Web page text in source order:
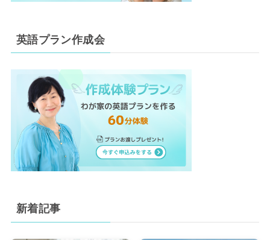
英語プラン作成会
新着記事